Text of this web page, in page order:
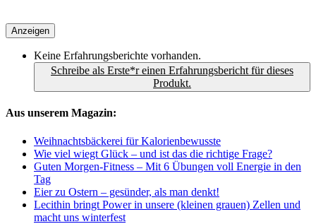
Anzeigen
Keine Erfahrungsberichte vorhanden.
Schreibe als Erste*r einen Erfahrungsbericht für dieses
Produkt.
Aus unserem Magazin:
Weihnachtsbäckerei für Kalorienbewusste
Wie viel wiegt Glück – und ist das die richtige Frage?
Guten Morgen-Fitness – Mit 6 Übungen voll Energie in den
Tag
Eier zu Ostern – gesünder, als man denkt!
Lecithin bringt Power in unsere (kleinen grauen) Zellen und
macht uns winterfest